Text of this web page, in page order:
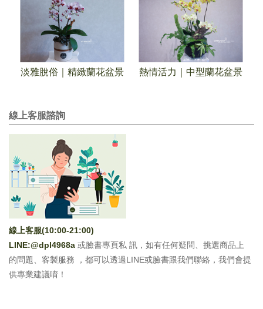
線上客服諮詢
線上客服(10:00-21:00)
LINE:@dpl4968a 或臉書專頁私 訊，如有任何疑問、挑選商品上
的問題、客製服務 ，都可以透過LINE或臉書跟我們聯絡，我們會提
供專業建議唷！
淡雅脫俗｜精緻蘭花盆景 熱情活力｜中型蘭花盆景